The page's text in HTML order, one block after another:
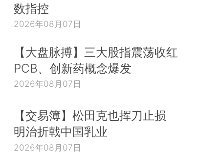
数指控
2026年08月07日
【大盘脉搏】三大股指震荡收红
PCB、创新药概念爆发
2026年08月07日
【交易簿】松田克也挥刀止损
明治折戟中国乳业
2026年08月07日